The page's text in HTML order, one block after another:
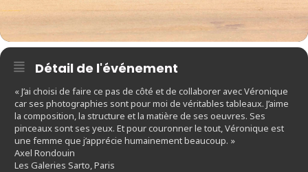
Détail de l'événement
« J’ai choisi de faire ce pas de côté et de collaborer avec Véronique
car ses photographies sont pour moi de véritables tableaux. J’aime
la composition, la structure et la matière de ses oeuvres. Ses
pinceaux sont ses yeux. Et pour couronner le tout, Véronique est
une femme que j’apprécie humainement beaucoup. »
Axel Rondouin
Les Galeries Sarto, Paris